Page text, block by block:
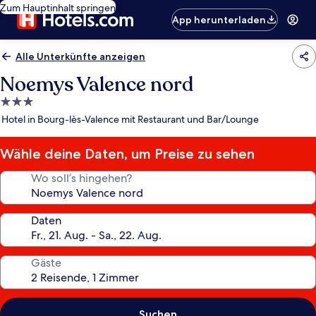
Zum Hauptinhalt springen
App herunterladen
Alle Unterkünfte anzeigen
Noemys Valence nord
3.0-
Sterne-
Hotel in Bourg-lès-Valence mit Restaurant und Bar/Lounge
Wähle deine Daten, um Preise zu sehen
Wo soll’s hingehen?
Daten
Gäste